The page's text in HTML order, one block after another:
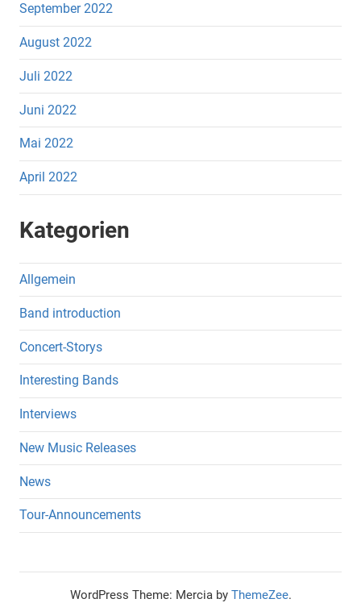
September 2022
August 2022
Juli 2022
Juni 2022
Mai 2022
April 2022
Kategorien
Allgemein
Band introduction
Concert-Storys
Interesting Bands
Interviews
New Music Releases
News
Tour-Announcements
WordPress Theme: Mercia by ThemeZee.